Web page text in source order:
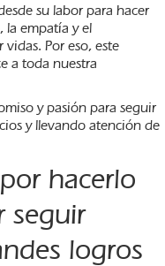
su labor para hacer
la empatía y el
Por eso, este
a toda nuestra
y pasión para seguir
y llevando atención de
hacerlo
seguir
logros